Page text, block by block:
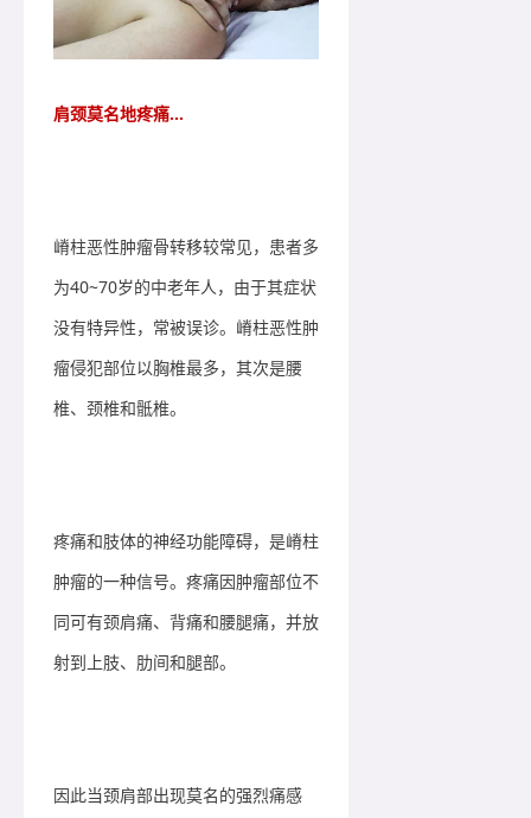
肩颈莫名地疼痛...
嵴柱恶性肿瘤骨转移较常见，患者多
为40~70岁的中老年人，由于其症状
没有特异性，常被误诊。嵴柱恶性肿
瘤侵犯部位以胸椎最多，其次是腰
椎、颈椎和骶椎。
疼痛和肢体的神经功能障碍，是嵴柱
肿瘤的一种信号。疼痛因肿瘤部位不
同可有颈肩痛、背痛和腰腿痛，并放
射到上肢、肋间和腿部。
因此当颈肩部出现莫名的强烈痛感